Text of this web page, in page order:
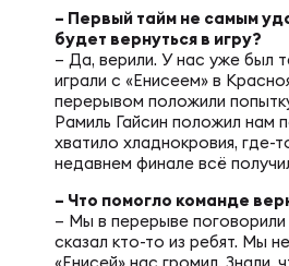
– Первый тайм не самым
будет вернуться в игру?
– Да, верили. У нас уже был
играли с «Енисеем» в
перерывом положили
Рамиль Гайсин положил нам
хватило хладнокровия, где-
недавнем финале всё
– Что помогло команде
– Мы в перерыве поговорили
сказал кто-то из ребят. Мы